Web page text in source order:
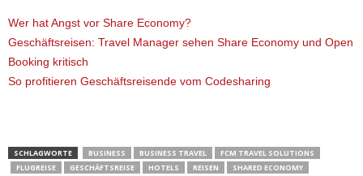
Wer hat Angst vor Share Economy?
Geschäftsreisen: Travel Manager sehen Share Economy und Open
Booking kritisch
So profitieren Geschäftsreisende vom Codesharing
SCHLAGWORTE BUSINESS BUSINESS TRAVEL
FCM TRAVEL SOLUTIONS
FLUGREISE
GESCHÄFTSREISE HOTELS REISEN
SHARED ECONOMY